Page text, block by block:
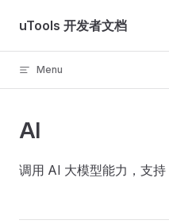
Skip to content
uTools 开发者文档
Menu
AI
调用 AI 大模型能力，支持